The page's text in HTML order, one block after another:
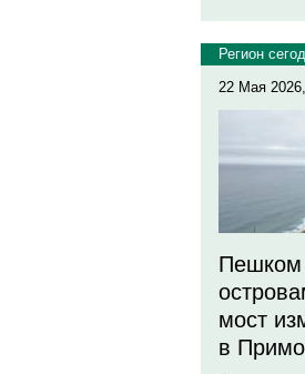
Регион
22 Мая
Пешком
мост
в